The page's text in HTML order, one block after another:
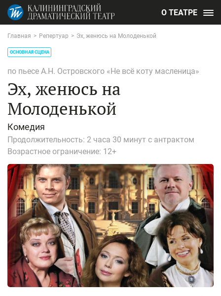
О ТЕАТРЕ
Главная > Репертуар > Эх, женюсь на Молоденькой
ОСНОВНАЯ СЦЕНА
по пьесе А.Н. Островского «Не всё коту масленица»
Эх, женюсь на
Молоденькой
Комедия
Продолжительность: 2 часа 30 минут с антрактом
Возрастное ограничение: 12+